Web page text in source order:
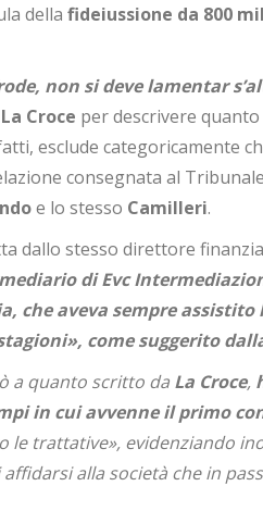
della fideiussione da 800
non si deve lamentar
La Croce per descrivere quanto
esclude categoricamente
consegnata al
e lo stesso Camilleri.
dallo stesso direttore
di Evc
che aveva sempre
come suggerito
a quanto scritto da La Croce,
in cui avvenne il primo
le trattative», evidenziando
alla società che in